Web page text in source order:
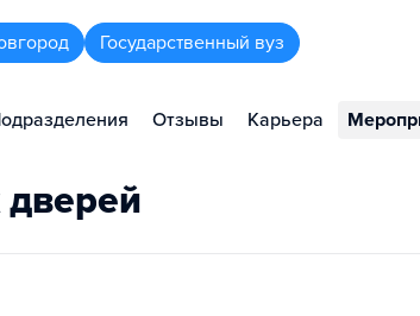
Государственный вуз
Отзывы Карьера